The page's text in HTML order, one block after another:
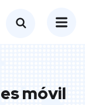
móvil